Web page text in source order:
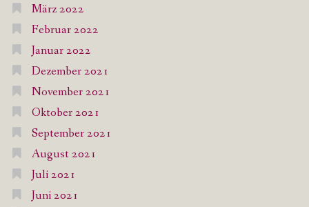
März 2022
Februar 2022
Januar 2022
Dezember 2021
November 2021
Oktober 2021
September 2021
August 2021
Juli 2021
Juni 2021